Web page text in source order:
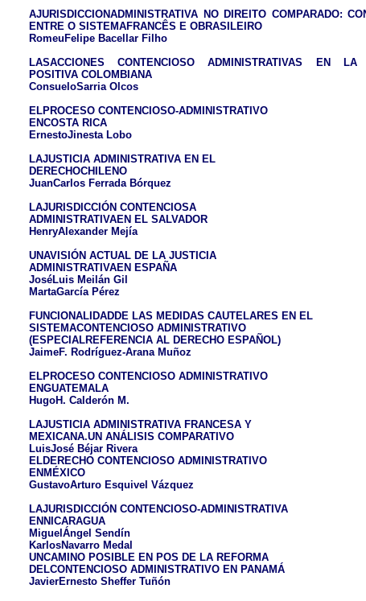
AJURISDICCIONADMINISTRATIVA NO DIREITO COMPARADO:
ENTRE O SISTEMAFRANCÊS E OBRASILEIRO
RomeuFelipe Bacellar Filho
LASACCIONES CONTENCIOSO ADMINISTRATIVAS EN LA
POSITIVA COLOMBIANA
ConsueloSarria Olcos
ELPROCESO CONTENCIOSO-ADMINISTRATIVO
ENCOSTA RICA
ErnestoJinesta Lobo
LAJUSTICIA ADMINISTRATIVA EN EL
DERECHOCHILENO
JuanCarlos Ferrada Bórquez
LAJURISDICCIÓN CONTENCIOSA
ADMINISTRATIVAEN EL SALVADOR
HenryAlexander Mejía
UNAVISIÓN ACTUAL DE LA JUSTICIA
ADMINISTRATIVAEN ESPAÑA
JoséLuis Meilán Gil
MartaGarcía Pérez
FUNCIONALIDADDE LAS MEDIDAS CAUTELARES EN EL
SISTEMACONTENCIOSO ADMINISTRATIVO
(ESPECIALREFERENCIA AL DERECHO ESPAÑOL)
JaimeF. Rodríguez-Arana Muñoz
ELPROCESO CONTENCIOSO ADMINISTRATIVO
ENGUATEMALA
HugoH. Calderón M.
LAJUSTICIA ADMINISTRATIVA FRANCESA Y
MEXICANA.UN ANÁLISIS COMPARATIVO
LuisJosé Béjar Rivera
ELDERECHO CONTENCIOSO ADMINISTRATIVO
ENMÉXICO
GustavoArturo Esquivel Vázquez
LAJURISDICCIÓN CONTENCIOSO-ADMINISTRATIVA
ENNICARAGUA
MiguelÁngel Sendín
KarlosNavarro Medal
UNCAMINO POSIBLE EN POS DE LA REFORMA
DELCONTENCIOSO ADMINISTRATIVO EN PANAMÁ
JavierErnesto Sheffer Tuñón